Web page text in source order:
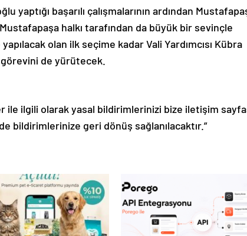
yaptığı başarılı çalışmalarının ardından
halkı tarafından da büyük bir sevinçle
olan ilk seçime kadar Vali Yardımcısı Kübra
görevini de yürütecek.
ile ilgili olarak yasal bildirimlerinizi bize iletişim
bildirimlerinize geri dönüş sağlanılacaktır.”